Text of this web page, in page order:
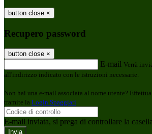
button close ×
Recupero password
button close ×
E-mail Verrà
all'indirizzo indicato con le istruzioni necessarie.
Non hai una e-mail associata al nome utente?
tramite la Login Spaggiari
E-mail inviata, si prega di controllare la